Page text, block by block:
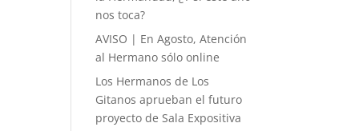
nos toca?
AVISO | En Agosto, Atención
al Hermano sólo online
Los Hermanos de Los
Gitanos aprueban el futuro
proyecto de Sala Expositiva